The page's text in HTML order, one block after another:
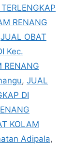
RENANG
JUAL OBAT
Kec.
RENANG
, JUAL
DI
KOLAM
Adipala,